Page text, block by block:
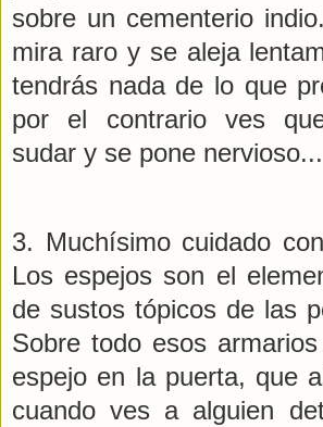
sobre un cementerio
mira raro y se aleja
tendrás nada de lo que
por el contrario ves
sudar y se pone
3. Muchísimo cuidado
Los espejos son el
de sustos tópicos de las
Sobre todo esos
espejo en la puerta, que
cuando ves a alguien